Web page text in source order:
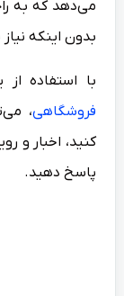
می‌دهد که به
بدون اینکه
با استفاده
فروشگاهی،
کنید، اخبار و
پاسخ دهید.